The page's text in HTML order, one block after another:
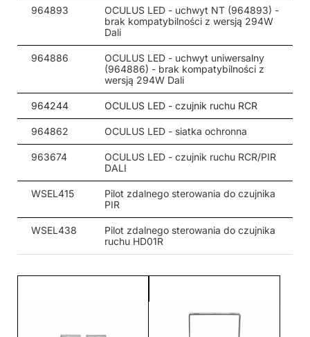
964893
OCULUS LED - uchwyt NT (964893) -
brak kompatybilności z wersją 294W
Dali
964886
OCULUS LED - uchwyt uniwersalny
(964886) - brak kompatybilności z
wersją 294W Dali
964244 OCULUS LED - czujnik ruchu RCR
964862 OCULUS LED - siatka ochronna
963674
OCULUS LED - czujnik ruchu RCR/PIR
DALI
WSEL415
Pilot zdalnego sterowania do czujnika
PIR
WSEL438
Pilot zdalnego sterowania do czujnika
ruchu HD01R